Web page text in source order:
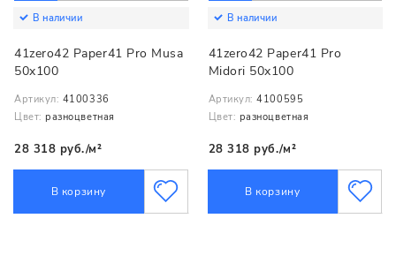
В наличии
41zero42 Paper41 Pro Musa
50x100
Артикул: 4100336
Цвет: разноцветная
28 318 руб./м²
В корзину
В наличии
41zero42 Paper41 Pro
Midori 50x100
Артикул: 4100595
Цвет: разноцветная
28 318 руб./м²
В корзину